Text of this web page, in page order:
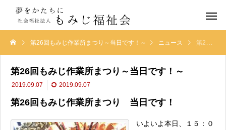
第26回もみじ作業所まつり～当日です！～ ニュース 第26回もみじ作業所まつり～当日です！～
第26回もみじ作業所まつり～当日です！～
2019.09.07 2019.09.07
第26回もみじ作業所まつり 当日です！
いよいよ本日、１５：０